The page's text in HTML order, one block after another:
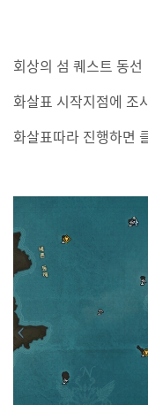
회상의 섬 퀘스트 동선
화살표 시작지점에 조
화살표따라 진행하면